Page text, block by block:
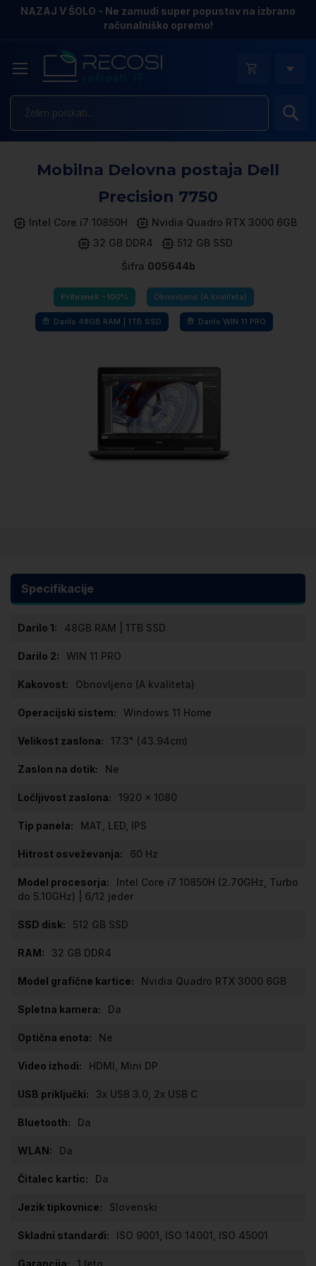
NAZAJ V ŠOLO - Ne zamudi super popustov na izbrano
računalniško opremo!
Mobilna Delovna postaja Dell
Precision 7750
Intel Core i7 10850H
Nvidia Quadro RTX 3000 6GB
32 GB DDR4
512 GB SSD
Šifra 005644b
Prihranek -100% Obnovljeno (A kvaliteta)
Darilo 48GB RAM | 1TB SSD Darilo WIN 11 PRO
galerije
slikSpecifikacije
48GB RAM | 1TB SSD
WIN 11 PRO
Obnovljeno (A kvaliteta)
Windows 11 Home
17.3" (43.94cm)
Ne
1920 x 1080
MAT, LED, IPS
60 Hz
Intel Core i7 10850H (2.70GHz, Turbo
do 5.10GHz) | 6/12 jeder
512 GB SSD
32 GB DDR4
Nvidia Quadro RTX 3000 6GB
Da
Ne
HDMI, Mini DP
3x USB 3.0, 2x USB C
Da
Da
Da
Slovenski
ISO 9001, ISO 14001, ISO 45001